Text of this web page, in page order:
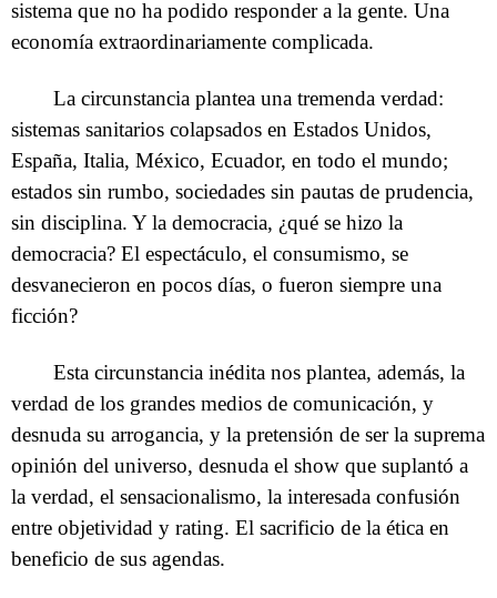
sistema que no ha podido responder a la gente. Una
economía extraordinariamente complicada.
La circunstancia plantea una tremenda verdad:
sistemas sanitarios colapsados en Estados Unidos,
España, Italia, México, Ecuador, en todo el mundo;
estados sin rumbo, sociedades sin pautas de prudencia,
sin disciplina. Y la democracia, ¿qué se hizo la
democracia? El espectáculo, el consumismo, se
desvanecieron en pocos días, o fueron siempre una
ficción?
Esta circunstancia inédita nos plantea, además, la
verdad de los grandes medios de comunicación, y
desnuda su arrogancia, y la pretensión de ser la suprema
opinión del universo, desnuda el show que suplantó a
la verdad, el sensacionalismo, la interesada confusión
entre objetividad y rating. El sacrificio de la ética en
beneficio de sus agendas.